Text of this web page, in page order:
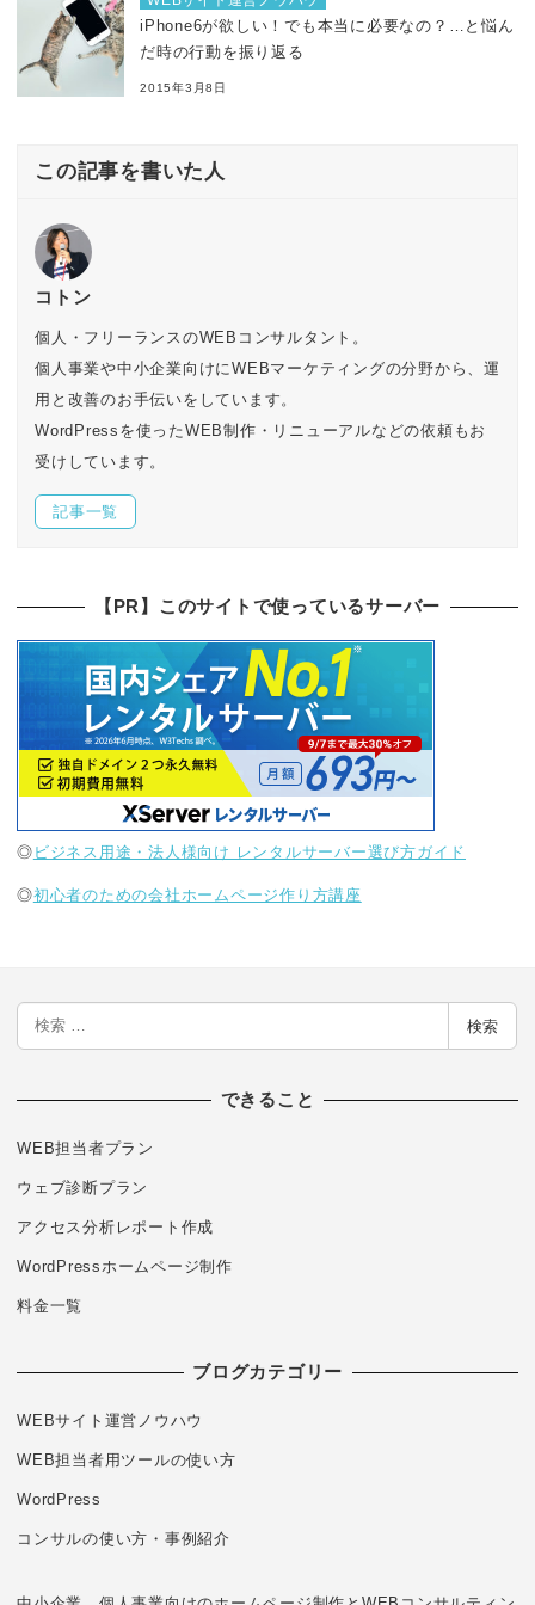
iPhone6が欲しい！でも本当に必要なの？…と悩ん
だ時の行動を振り返る
2015年3月8日
この記事を書いた人
コトン
個人・フリーランスのWEBコンサルタント。
個人事業や中小企業向けにWEBマーケティングの分野から、運
用と改善のお手伝いをしています。
WordPressを使ったWEB制作・リニューアルなどの依頼もお
受けしています。
記事一覧
【PR】このサイトで使っているサーバー
◎ ビジネス用途・法人様向け レンタルサーバー選び方ガイド
◎初心者のための会社ホームページ作り方講座
索
検索
できること
WEB担当者プラン
ウェブ診断プラン
アクセス分析レポート作成
WordPressホームページ制作
料金一覧
ブログカテゴリー
WEBサイト運営ノウハウ
WEB担当者用ツールの使い方
WordPress
コンサルの使い方・事例紹介